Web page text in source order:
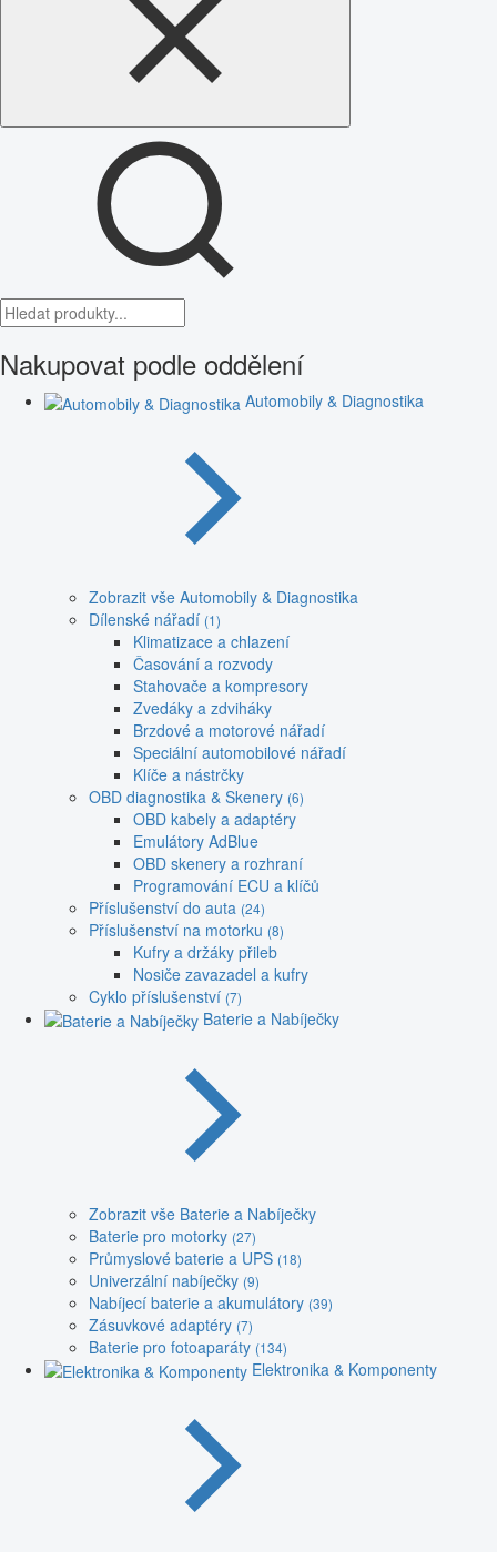
Nakupovat podle oddělení
Automobily & Diagnostika
Zobrazit vše Automobily & Diagnostika
Dílenské nářadí (1)
Klimatizace a chlazení
Časování a rozvody
Stahovače a kompresory
Zvedáky a zdviháky
Brzdové a motorové nářadí
Speciální automobilové nářadí
Klíče a nástrčky
OBD diagnostika & Skenery (6)
OBD kabely a adaptéry
Emulátory AdBlue
OBD skenery a rozhraní
Programování ECU a klíčů
Příslušenství do auta (24)
Příslušenství na motorku (8)
Kufry a držáky přileb
Nosiče zavazadel a kufry
Cyklo příslušenství (7)
Baterie a Nabíječky
Zobrazit vše Baterie a Nabíječky
Baterie pro motorky (27)
Průmyslové baterie a UPS (18)
Univerzální nabíječky (9)
Nabíjecí baterie a akumulátory (39)
Zásuvkové adaptéry (7)
Baterie pro fotoaparáty (134)
Elektronika & Komponenty